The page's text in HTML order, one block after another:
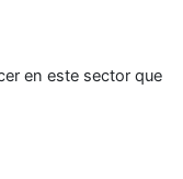
en este sector que